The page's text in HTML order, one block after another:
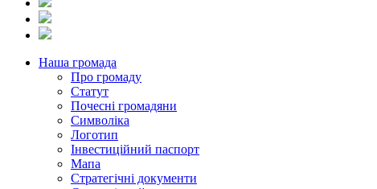
Наша громада
Про громаду
Статут
Почесні громадяни
Символіка
Логотип
Інвестиційний паспорт
Мапа
Стратегічні документи